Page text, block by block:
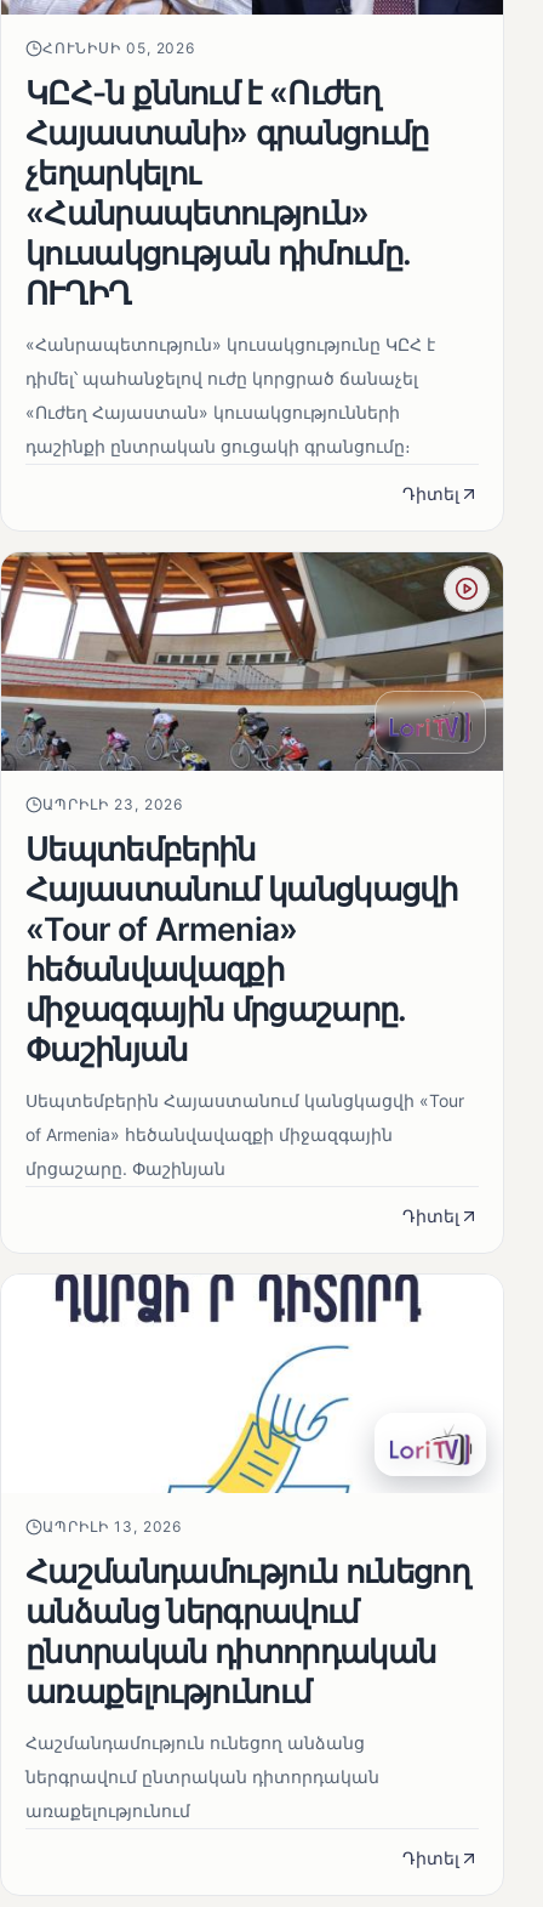
ՀՈՒՆԻՍԻ 05, 2026
ԿԸՀ-ն քննում է «Ուժեղ
Հայաստանի» գրանցումը
չեղարկելու
«Հանրապետություն»
կուսակցության դիմումը.
ՈՒՂԻՂ
«Հանրապետություն» կուսակցությունը ԿԸՀ է
դիմել՝ պահանջելով ուժը կորցրած ճանաչել
«Ուժեղ Հայաստան» կուսակցությունների
դաշինքի ընտրական ցուցակի գրանցումը։
Դիտել
ԱՊՐԻԼԻ 23, 2026
Սեպտեմբերին
Հայաստանում կանցկացվի
«Tour of Armenia»
հեծանվավազքի
միջազգային մրցաշարը.
Փաշինյան
Սեպտեմբերին Հայաստանում կանցկացվի «Tour
of Armenia» հեծանվավազքի միջազգային
մրցաշարը. Փաշինյան
Դիտել
ԱՊՐԻԼԻ 13, 2026
Հաշմանդամություն ունեցող
անձանց ներգրավում
ընտրական դիտորդական
առաքելությունում
Հաշմանդամություն ունեցող անձանց
ներգրավում ընտրական դիտորդական
առաքելությունում
Դիտել